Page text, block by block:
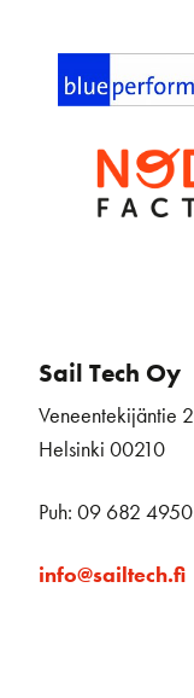
Sail Tech Oy
Veneentekijäntie 2
Helsinki 00210
Puh: 09 682 4950
info@sailtech.fi